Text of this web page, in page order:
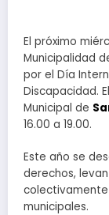
El próximo
Municipalidad
por el Día
Discapacidad.
Municipal de
16.00 a 19.00.
Este año se
derechos,
municipales.